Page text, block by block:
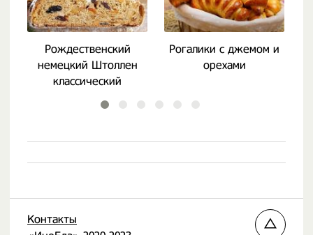
Рождественский
немецкий Штоллен
классический
Рогалики с джемом и
орехами
Контакты